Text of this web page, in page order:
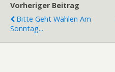
Vorheriger Beitrag
Bitte Geht Wählen Am
Sonntag...